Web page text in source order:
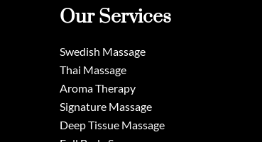
Our Services
Swedish Massage
Thai Massage
Aroma Therapy
Signature Massage
Deep Tissue Massage